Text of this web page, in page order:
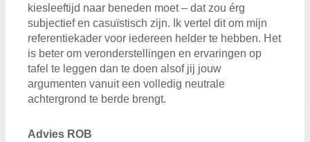
kiesleeftijd naar beneden moet – dat zou érg
subjectief en casuïstisch zijn. Ik vertel dit om mijn
referentiekader voor iedereen helder te hebben. Het
is beter om veronderstellingen en ervaringen op
tafel te leggen dan te doen alsof jij jouw
argumenten vanuit een volledig neutrale
achtergrond te berde brengt.
Advies ROB